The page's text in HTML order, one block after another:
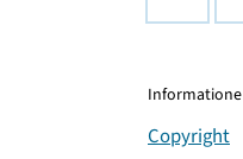
Copyright